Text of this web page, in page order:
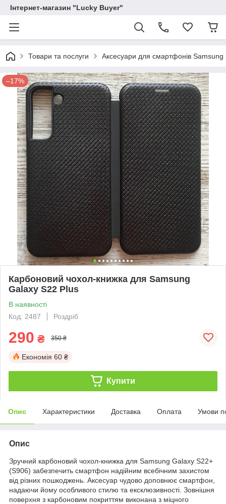
Інтернет-магазин "Lucky Buyer"
Товари та послуги Аксесуари для смартфонів Samsung
–17%
Карбоновий чохол-книжка для Samsung
Galaxy S22 Plus
В наявності
Код: 2487
Роздріб
290 ₴ 350 ₴
Економія 60 ₴
Купити
Опис Характеристики Доставка Оплата Умови
Опис
Зручний карбоновий чохол-книжка для Samsung Galaxy S22+
(S906) забезпечить смартфон надійним всебічним захистом
від різних пошкоджень. Аксесуар чудово доповнює смартфон,
надаючи йому особливого стилю та ексклюзивності. Зовнішня
поверхня з карбоновим покриттям виконана з міцного